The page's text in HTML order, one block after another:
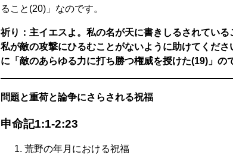
ること(20)」なのです。
祈り：主イエスよ。私の名が天に書きしるされてい
私が敵の攻撃にひるむことがないように助けてくだ
に「敵のあらゆる力に打ち勝つ権威を授けた(19)」の
問題と重荷と論争にさらされる祝福
申命記1:1-2:23
荒野の年月における祝福